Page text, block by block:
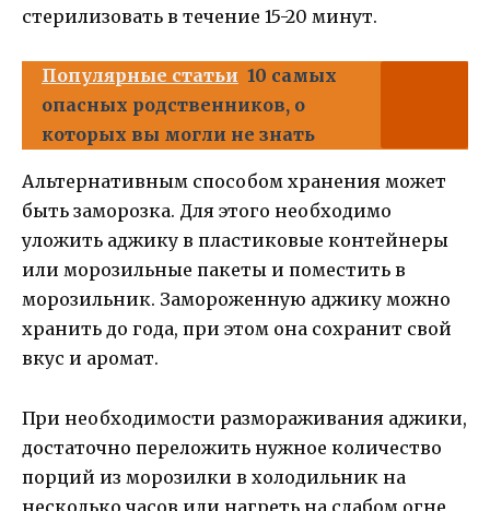
стерилизовать в течение 15-20 минут.
Популярные статьи 10 самых
опасных родственников, о
которых вы могли не знать
Альтернативным способом хранения может
быть заморозка. Для этого необходимо
уложить аджику в пластиковые контейнеры
или морозильные пакеты и поместить в
морозильник. Замороженную аджику можно
хранить до года, при этом она сохранит свой
вкус и аромат.
При необходимости размораживания аджики,
достаточно переложить нужное количество
порций из морозилки в холодильник на
несколько часов или нагреть на слабом огне